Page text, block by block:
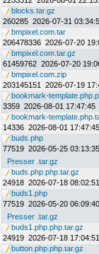
blocks.tar.gz
260285 2026-07-31
bmpixel.com.tar
206478336 2026-07-20
bmpixel.com.tar.gz
61459762 2026-07-20
bmpixel.com.zip
203145151
2026-07-19
bookmark-
3359 2026-08-01 17:47:45
bookmark-
14336 2026-08-01 17:47:45
buds.php
77519 2026-05-25 03:13:35
Presser .tar.gz
buds.php.php.tar.gz
24918 2026-07-18 08:02:51
buds1.php
77519 2026-05-20 06:09:40
Presser .tar.gz
buds1.php.php.tar.gz
24919 2026-07-18 17:04:51
button.php.php.tar.gz